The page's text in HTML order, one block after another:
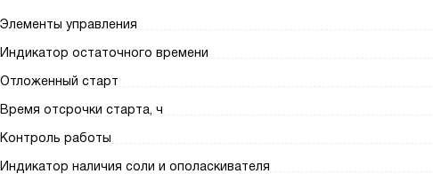
Элементы управления
Индикатор остаточного времени
Отложенный старт
Время отсрочки старта, ч
Контроль работы
Индикатор наличия соли и ополаскивателя